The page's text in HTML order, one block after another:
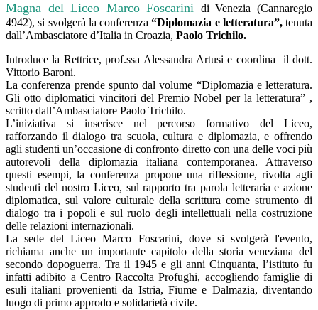
Magna del Liceo Marco Foscarini di Venezia (Cannaregio
4942), si svolgerà la conferenza“Diplomazia e letteratura”,tenuta
dall’Ambasciatore d’Italia in Croazia, Paolo Trichilo.
Introduce la Rettrice, prof.ssa Alessandra Artusi e coordina il dott.
Vittorio Baroni.
La conferenza prende spunto dal volume “Diplomazia e letteratura.
Gli otto diplomatici vincitori del Premio Nobel per la letteratura” ,
scritto dall’Ambasciatore Paolo Trichilo.
L’iniziativa si inserisce nel percorso formativo del Liceo,
rafforzando il dialogo tra scuola, cultura e diplomazia, e offrendo
agli studenti un’occasione di confronto diretto con una delle voci più
autorevoli della diplomazia italiana contemporanea. Attraverso
questi esempi, la conferenza propone una riflessione, rivolta agli
studenti del nostro Liceo, sul rapporto tra parola letteraria e azione
diplomatica, sul valore culturale della scrittura come strumento di
dialogo tra i popoli e sul ruolo degli intellettuali nella costruzione
delle relazioni internazionali.
La sede del Liceo Marco Foscarini, dove si svolgerà l'evento,
richiama anche un importante capitolo della storia veneziana del
secondo dopoguerra. Tra il 1945 e gli anni Cinquanta, l’istituto fu
infatti adibito a Centro Raccolta Profughi, accogliendo famiglie di
esuli italiani provenienti da Istria, Fiume e Dalmazia, diventando
luogo di primo approdo e solidarietà civile.